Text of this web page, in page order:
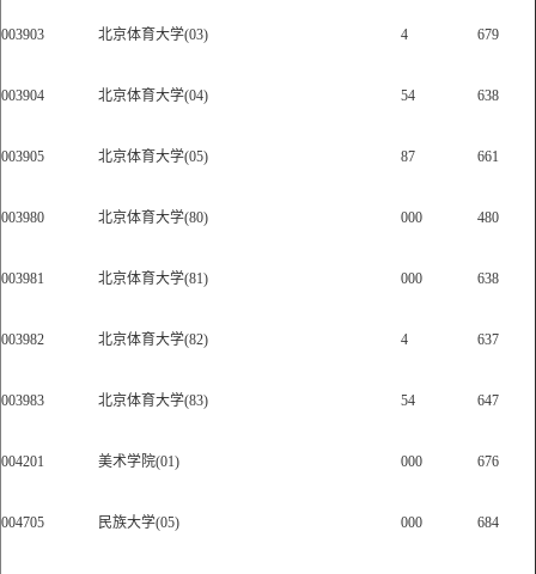
003903 北京体育大学(03) 4 679
003904 北京体育大学(04) 54 638
003905 北京体育大学(05) 87 661
003980 北京体育大学(80) 000 480
003981 北京体育大学(81) 000 638
003982 北京体育大学(82) 4 637
003983 北京体育大学(83) 54 647
004201 美术学院(01) 000 676
004705 民族大学(05) 000 684